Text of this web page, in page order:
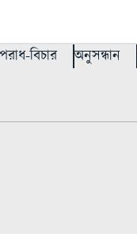
বিচার অনুসন্ধান